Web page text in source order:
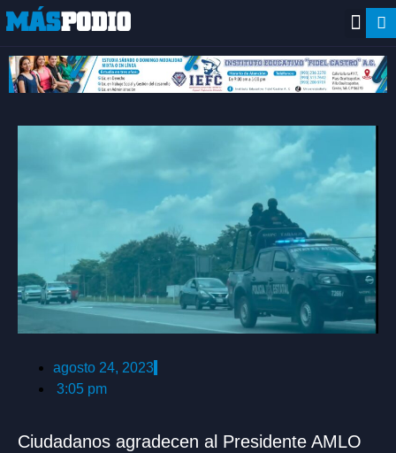
agosto 24, 2023
3:05 pm
Ciudadanos agradecen al Presidente AMLO